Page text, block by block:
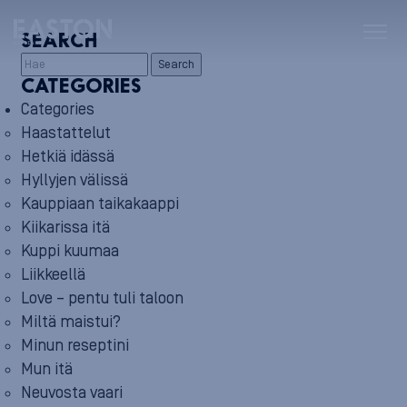
SEARCH
Search
CATEGORIES
Categories
Haastattelut
Hetkiä idässä
Hyllyjen välissä
Kauppiaan taikakaappi
Kiikarissa itä
Kuppi kuumaa
Liikkeellä
Love – pentu tuli taloon
Miltä maistui?
Minun reseptini
Mun itä
Neuvosta vaari